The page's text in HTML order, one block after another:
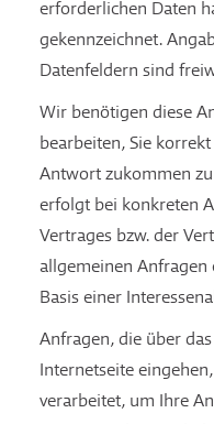
erforderlichen Daten
gekennzeichnet.
Datenfeldern sind
Wir benötigen diese
bearbeiten, Sie
Antwort zukommen
erfolgt bei konkreten
Vertrages bzw. der
allgemeinen
Basis einer
Anfragen, die über
Internetseite
verarbeitet, um Ihre